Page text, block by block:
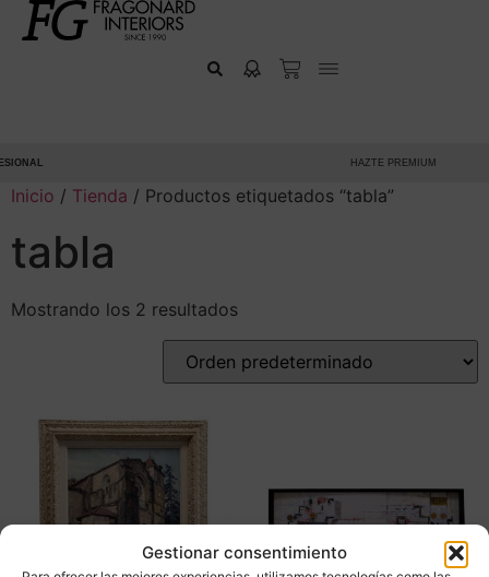
Gestionar consentimiento
HAZTE PREMIUM
Inicio / Tienda / Productos etiquetados “tabla”
tabla
Mostrando los 2 resultados